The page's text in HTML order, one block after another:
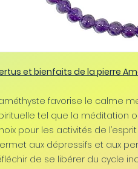
et bienfaits de la pierre
favorise le calme
tel que la méditation
pour les activités de
aux dépressifs et aux
de se libérer du cycle